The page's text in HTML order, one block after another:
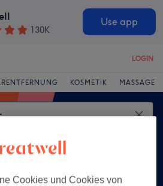
130K
Use app
LOGIN
KOSMETIK MASSAGE
Cookies und Cookies von